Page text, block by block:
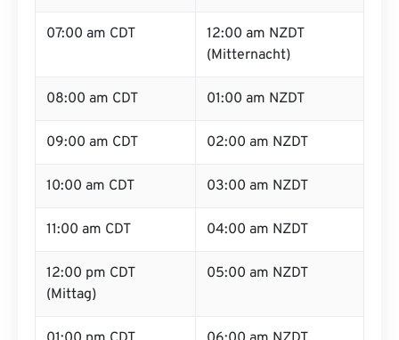
07:00 am CDT
12:00 am NZDT
(Mitternacht)
08:00 am CDT 01:00 am NZDT
09:00 am CDT 02:00 am NZDT
10:00 am CDT 03:00 am NZDT
11:00 am CDT 04:00 am NZDT
12:00 pm CDT
(Mittag)
05:00 am NZDT